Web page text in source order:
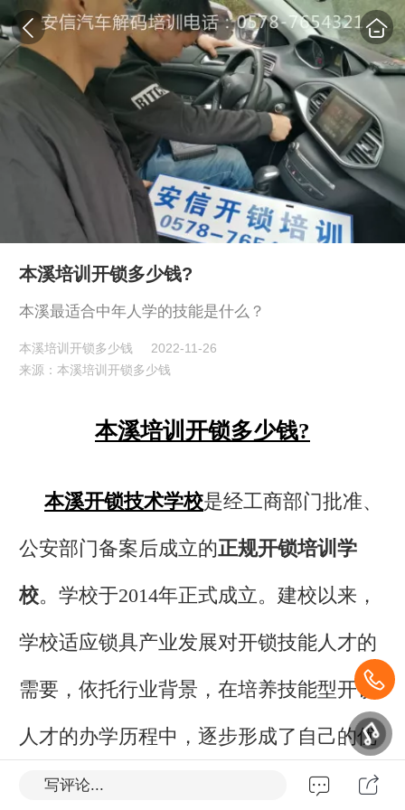
本溪培训开锁多少钱?
本溪最适合中年人学的技能是什么？
本溪培训开锁多少钱
2022-11-26
来源：本溪培训开锁多少钱
本溪培训开锁多少钱?
本溪开锁技术学校是经工商部门批准、
公安部门备案后成立的正规开锁培训学
校。学校于2014年正式成立。建校以来，
学校适应锁具产业发展对开锁技能人才的
需要，依托行业背景，在培养技能型开锁
人才的办学历程中，逐步形成了自己的优
势和自己的品牌专业。
写评论...